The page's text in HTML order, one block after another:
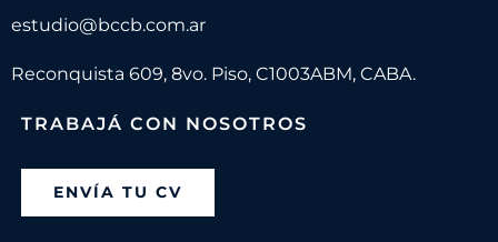
estudio@bccb.com.ar
Reconquista 609, 8vo. Piso, C1003ABM, CABA.
TRABAJÁ CON NOSOTROS
ENVÍA TU CV